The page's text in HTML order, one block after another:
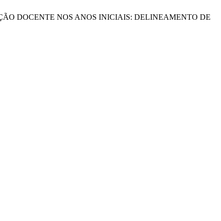
DOCENTE NOS ANOS INICIAIS: DELINEAMENTO DE